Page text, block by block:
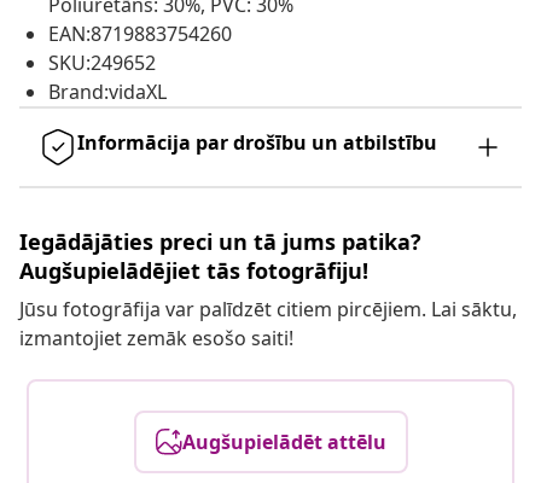
EAN:8719883754260
SKU:249652
Brand:vidaXL
Informācija par drošību un atbilstību
Iegādājāties preci un tā jums patika?
Augšupielādējiet tās fotogrāfiju!
Jūsu fotogrāfija var palīdzēt citiem pircējiem. Lai sāktu,
izmantojiet zemāk esošo saiti!
Augšupielādēt attēlu